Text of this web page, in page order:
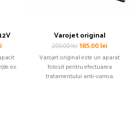
curent
este:
100.00 lei.
ex.
Varojet original
200.00lei Prețul
inițial
a
fost:
200.00 lei.
185.00lei
curent
este:
185.00 lei.
Varojet original este un aparat
folosit pentru efectuarea
tratamentului anti-varroa.